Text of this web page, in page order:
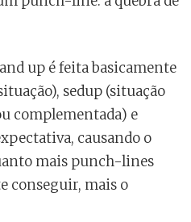
up é feita basicamente
sedup (situação
complementada) e
causando o
mais punch-lines
conseguir, mais o